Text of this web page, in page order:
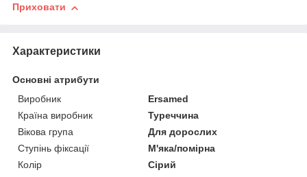
Приховати
Характеристики
Основні атрибути
Виробник
Ersamed
Країна виробник
Туреччина
Вікова група
Для дорослих
Ступінь фіксації
М'яка/помірна
Колір
Сірий